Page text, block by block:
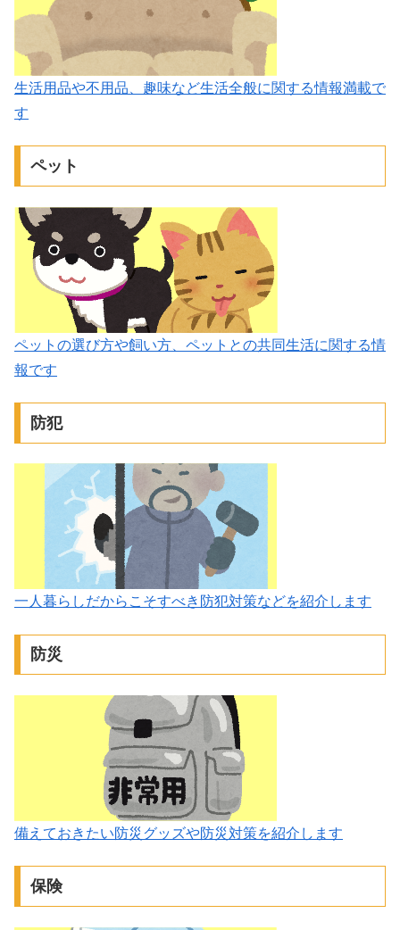
生活用品や不用品、趣味など生活全般に関する情報満載で
す
ペット
ペットの選び方や飼い方、ペットとの共同生活に関する情
報です
防犯
一人暮らしだからこそすべき防犯対策などを紹介します
防災
備えておきたい防災グッズや防災対策を紹介します
保険